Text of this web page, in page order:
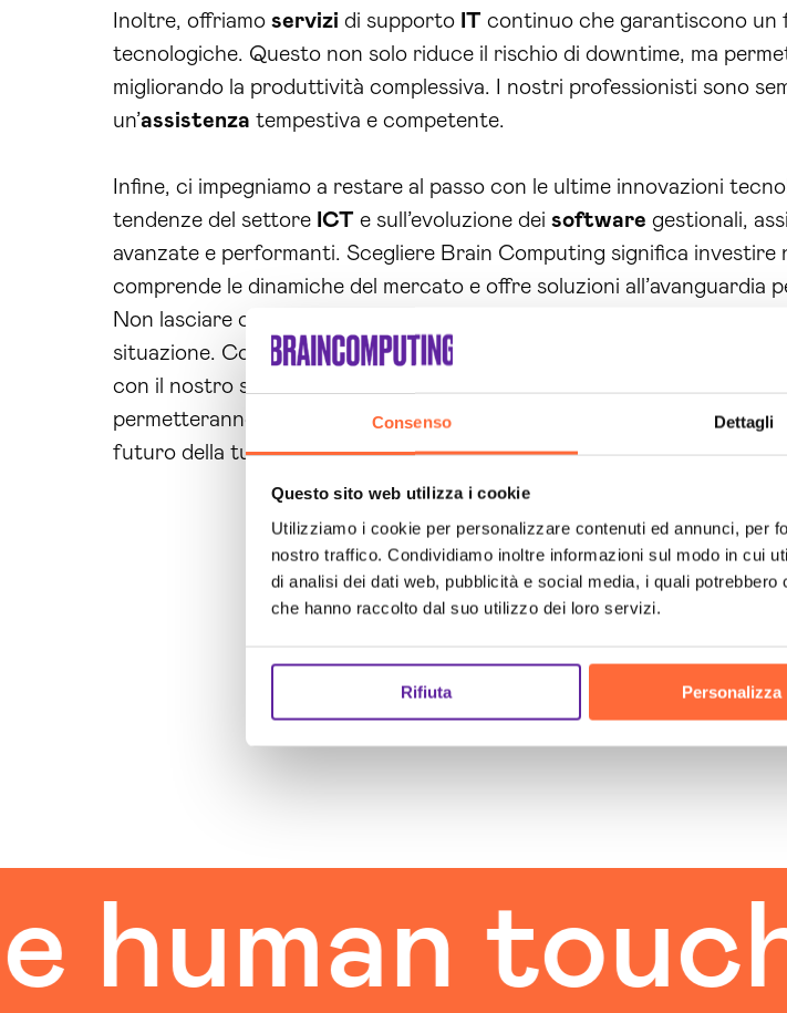
Consenso Dettagli
Questo sito web utilizza i cookie
Utilizziamo i cookie per personalizzare contenuti ed annunci, per
nostro traffico. Condividiamo inoltre informazioni sul modo in cui
di analisi dei dati web, pubblicità e social media, i quali
che hanno raccolto dal suo utilizzo dei loro servizi.
Rifiuta Personalizza
Inoltre, offriamo servizi di supporto IT continuo che garantiscono
tecnologiche. Questo non solo riduce il rischio di downtime, ma
migliorando la produttività complessiva. I nostri professionisti sono
un’assistenza tempestiva e competente.
Infine, ci impegniamo a restare al passo con le ultime innovazioni
tendenze del settore ICT e sull’evoluzione dei software gestionali,
avanzate e performanti. Scegliere Brain Computing significa investire
comprende le dinamiche del mercato e offre soluzioni all’avanguardia
Non lasciare che le sfide informatiche ostacolino il successo della tua
situazione. Contatta Brain Computing per una consulenza
con il nostro servizio di
. I
permetteranno di ottimizzare i tuoi processi, garantire la sicurezza
futuro della tuaaziendainizia oggi!
touch